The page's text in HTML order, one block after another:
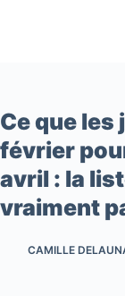
Ce que
février
avril : la
vraiment
CAMILLE